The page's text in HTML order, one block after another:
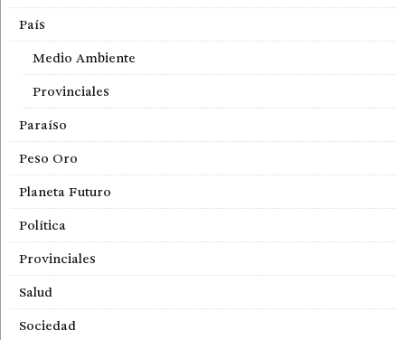
País
Medio Ambiente
Provinciales
Paraíso
Peso Oro
Planeta Futuro
Política
Provinciales
Salud
Sociedad